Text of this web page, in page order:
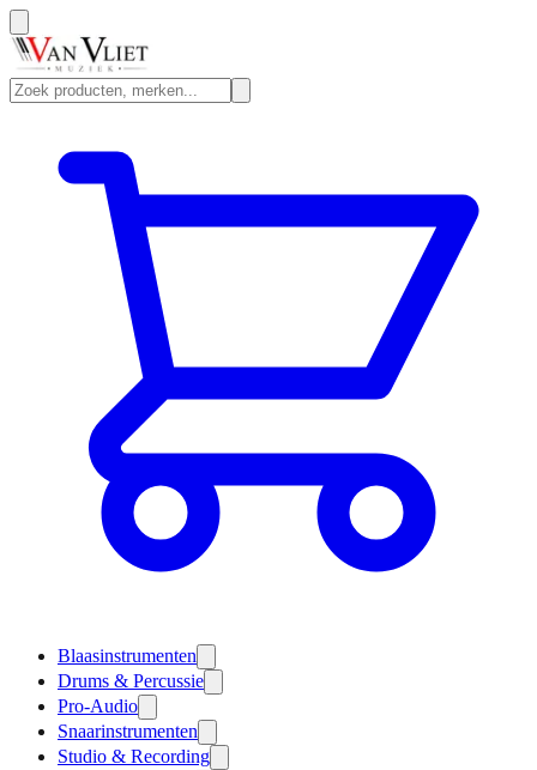
Blaasinstrumenten
Drums & Percussie
Pro-Audio
Snaarinstrumenten
Studio & Recording